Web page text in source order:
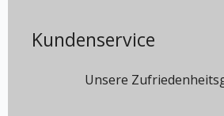
Kundenservice
Unsere